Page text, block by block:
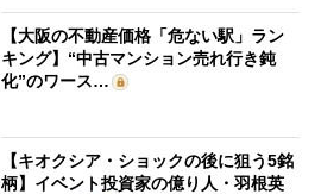
【大阪の不動産価格「危ない駅」ラン
キング】“中古マンション売れ行き鈍
化”のワース…
【キオクシア・ショックの後に狙う5銘
柄】イベント投資家の億り人・羽根英